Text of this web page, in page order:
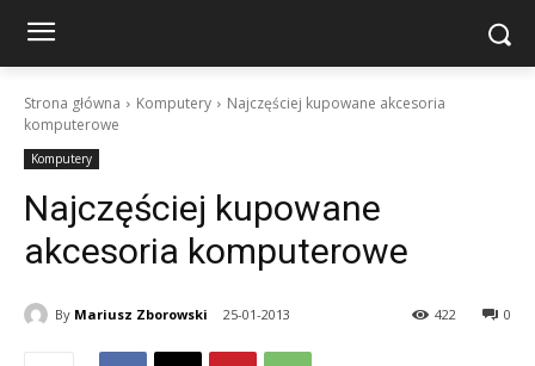
Strona główna Komputery
Najczęściej kupowane akcesoria
komputerowe
Komputery
Najczęściej kupowane
akcesoria komputerowe
By Mariusz Zborowski 25-01-2013 0
422